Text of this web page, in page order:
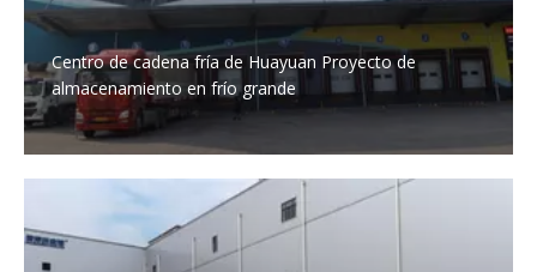
Centro de cadena fría de Huayuan Proyecto de
almacenamiento en frío grande